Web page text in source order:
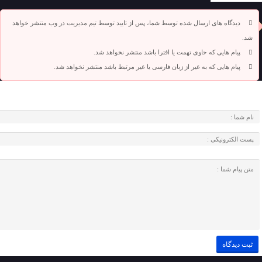
دیدگاه های ارسال شده توسط شما، پس از تایید توسط تیم مدیریت در وب منتشر خواهد
شد.
پیام هایی که حاوی تهمت یا افترا باشد منتشر نخواهد شد.
پیام هایی که به غیر از زبان فارسی یا غیر مرتبط باشد منتشر نخواهد شد.